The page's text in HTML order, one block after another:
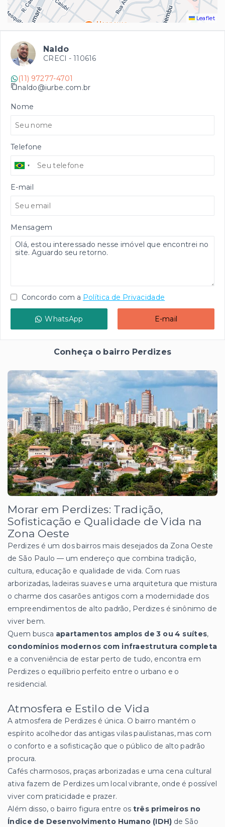
Leaflet
Naldo
CRECI - 110616
(11) 97277-4701
naldo@iurbe.com.br
Nome
Telefone
E-mail
Mensagem
Concordo com a Política de Privacidade
WhatsApp E-mail
Conheça o bairro Perdizes
Morar em Perdizes: Tradição,
Sofisticação e Qualidade de Vida na
Zona Oeste
Perdizes é um dos bairros mais desejados da Zona Oeste
de São Paulo — um endereço que combina tradição,
cultura, educação e qualidade de vida. Com ruas
arborizadas, ladeiras suaves e uma arquitetura que mistura
o charme dos casarões antigos com a modernidade dos
empreendimentos de alto padrão, Perdizes é sinônimo de
viver bem.
Quem busca apartamentos amplos de 3 ou 4 suítes,
condomínios modernos com infraestrutura completa
e a conveniência de estar perto de tudo, encontra em
Perdizes o equilíbrio perfeito entre o urbano e o
residencial.
Atmosfera e Estilo de Vida
A atmosfera de Perdizes é única. O bairro mantém o
espírito acolhedor das antigas vilas paulistanas, mas com
o conforto e a sofisticação que o público de alto padrão
procura.
Cafés charmosos, praças arborizadas e uma cena cultural
ativa fazem de Perdizes um local vibrante, onde é possível
viver com praticidade e prazer.
Além disso, o bairro figura entre os três primeiros no
Índice de Desenvolvimento Humano (IDH) de São